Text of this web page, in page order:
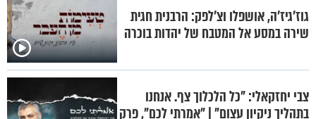
גוז'גיז'ה, אושפלו וצ'לפק: הרבנית חגית
שירה במסע אל המטבח של יהדות בוכרה
צבי יחזקאלי: "כל הלכלוך צף. אנחנו
בתהליך ניקיון עצום" | "אמרתי לכם", פרק